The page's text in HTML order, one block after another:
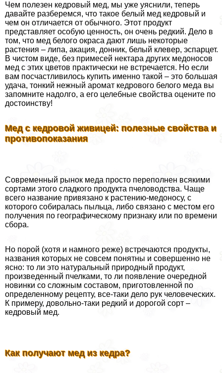
Чем полезен кедровый мед, мы уже уяснили, теперь
давайте разберемся, что такое белый мед кедровый и
чем он отличается от обычного. Этот продукт
представляет особую ценность, он очень редкий. Дело в
том, что мед белого окраса дают лишь некоторые
растения – липа, акация, донник, белый клевер, эспарцет.
В чистом виде, без примесей нектара других медоносов
мед с этих цветов пpaктически не встречается. Но если
вам посчастливилось купить именно такой – это большая
удача, тонкий нежный аромат кедрового белого меда вы
запомните надолго, а его целебные свойства оцените по
достоинству!
Мед с кедровой живицей: полезные свойства и
противопоказания
Современный рынок меда просто переполнен всякими
сортами этого сладкого продукта пчеловодства. Чаще
всего название привязано к растению-медоносу, с
которого собиралась пыльца, либо связано с местом его
получения по географическому признаку или по времени
сбора.
Но порой (хотя и намного реже) встречаются продукты,
названия которых не совсем понятны и совершенно не
ясно: то ли это натуральный природный продукт,
произведенный пчелками, то ли появление очередной
новинки со сложным составом, приготовленной по
определенному рецепту, все-таки дело рук человеческих.
К примеру, довольно-таки редкий и дорогой сорт –
кедровый мед.
Как получают мед из кедра?